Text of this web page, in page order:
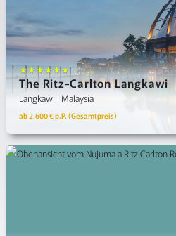
★★★★★★
The Ritz-Carlton Langkawi
Langkawi | Malaysia
ab 2.600 € p.P. (Gesamtpreis)